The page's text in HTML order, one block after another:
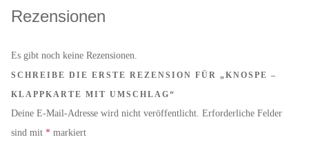
Rezensionen
Es gibt noch keine Rezensionen.
SCHREIBE DIE ERSTE REZENSION FÜR „KNOSPE –
KLAPPKARTE MIT UMSCHLAG“
Deine E-Mail-Adresse wird nicht veröffentlicht. Erforderliche Felder
sind mit * markiert